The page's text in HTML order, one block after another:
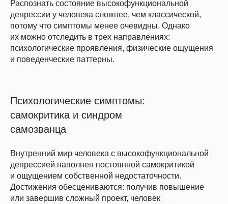
Распознать состояние высокофункциональной
депрессии у человека сложнее, чем классической,
потому что симптомы менее очевидны. Однако
их можно отследить в трех направлениях:
психологические проявления, физические ощущения
и поведенческие паттерны.
Психологические симптомы:
самокритика и синдром
самозванца
Внутренний мир человека с высокофункциональной
депрессией наполнен постоянной самокритикой
и ощущением собственной недостаточности.
Достижения обесцениваются: получив повышение
или завершив сложный проект, человек